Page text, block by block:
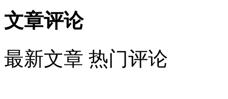
文章评论
最新文章 热门评论